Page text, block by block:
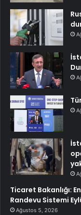
Ticaret Bakanlığı:
Randevu Sistemi
Ağustos 5, 2026